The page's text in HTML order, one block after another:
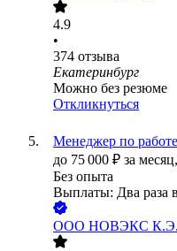
4.9
•
374 отзыва
Екатеринбург
Можно без резюме
Откликнуться
Менеджер по
до 75 000 ₽ за месяц,
Без опыта
Выплаты: Два раза
ООО НОВЭКС К.Э.